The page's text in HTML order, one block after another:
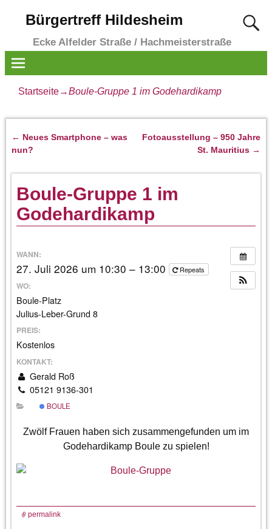
Bürgertreff Hildesheim
Ecke Alfelder Straße / Hachmeisterstraße
Startseite→Boule-Gruppe 1 im Godehardikamp
Artikelnavigation
← Neues Smartphone – was
nun?
Fotoausstellung – 950 Jahre
St. Mauritius →
Boule-Gruppe 1 im
Godehardikamp
WANN:
27. Juli 2026 um 10:30 – 13:00 Repeats
WO:
Boule-Platz
Julius-Leber-Grund 8
PREIS:
Kostenlos
KONTAKT:
Gerald Roß
05121 9136-301
BOULE
Zwölf Frauen haben sich zusammengefunden um im
Godehardikamp Boule zu spielen!
permalink